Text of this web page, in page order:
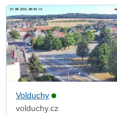
Volduchy
volduchy.cz